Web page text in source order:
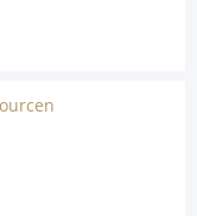
sadipscing